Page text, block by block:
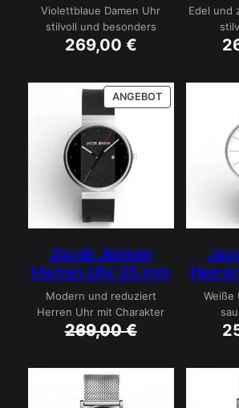
Violettblaue Damen Uhr
stilvoll und besonders
269,00 €
Edel und
ANGEBOTPRODUKT
IM
Jacob Jensen
Herren Uhr 35 mm
Modern und reduziert
Herren Uhr mit Charakter
269,00€
Ursprünglicher Preis war: 269,00 €
239,00€Aktueller Preis ist: 239,00 €.
Weiße